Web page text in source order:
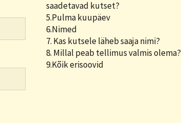
saadetavad kutset?
5.Pulma kuupäev
6.Nimed
7. Kas kutsele läheb saaja nimi?
8. Millal peab tellimus valmis olema?
9.Kõik erisoovid